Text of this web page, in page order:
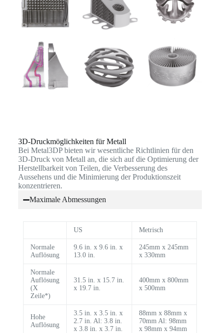
3D-Druckmöglichkeiten für Metall
Bei Metal3DP bieten wir wesentliche Richtlinien für den
3D-Druck von Metall an, die sich auf die Optimierung der
Herstellbarkeit von Teilen, die Verbesserung des
Aussehens und die Minimierung der Produktionszeit
konzentrieren.
Maximale Abmessungen
US Metrisch
Normale
Auflösung
9.6 in. x 9.6 in. x
13.0 in.
245mm x 245mm
x 330mm
Normale
Auflösung
(X
Zeile*)
31.5 in. x 15.7 in.
x 19.7 in.
400mm x 800mm
x 500mm
Hohe
Auflösung
3.5 in. x 3.5 in. x
2.7 in. Al: 3.8 in.
x 3.8 in. x 3.7 in.
88mm x 88mm x
70mm Al: 98mm
x 98mm x 94mm